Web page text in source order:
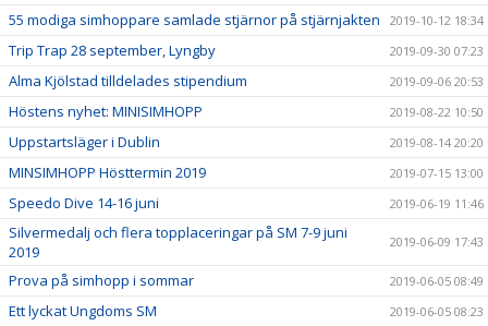
55 modiga simhoppare samlade stjärnor på stjärnjakten 2019-10-12 18:34
Trip Trap 28 september, Lyngby 2019-09-30 07:23
Alma Kjölstad tilldelades stipendium 2019-09-06 20:53
Höstens nyhet: MINISIMHOPP 2019-08-22 10:50
Uppstartsläger i Dublin 2019-08-14 20:20
MINSIMHOPP Hösttermin 2019 2019-07-15 13:00
Speedo Dive 14-16 juni 2019-06-19 11:46
Silvermedalj och flera topplaceringar på SM 7-9 juni
2019
2019-06-09 17:43
Prova på simhopp i sommar 2019-06-05 08:49
Ett lyckat Ungdoms SM 2019-06-05 08:23